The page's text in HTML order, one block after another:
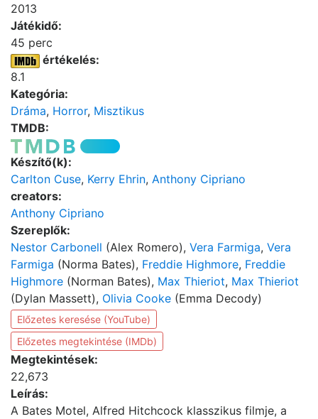
2013
Játékidő:
45 perc
értékelés:
8.1
Kategória:
Dráma, Horror, Misztikus
TMDB:
Készítő(k):
Carlton Cuse, Kerry Ehrin, Anthony Cipriano
creators:
Anthony Cipriano
Szereplők:
Nestor Carbonell (Alex Romero), Vera Farmiga, Vera
Farmiga (Norma Bates), Freddie Highmore, Freddie
Highmore (Norman Bates), Max Thieriot, Max Thieriot
(Dylan Massett), Olivia Cooke (Emma Decody)
Előzetes keresése (YouTube)
Előzetes megtekintése (IMDb)
Megtekintések:
22,673
Leírás:
A Bates Motel, Alfred Hitchcock klasszikus filmje, a